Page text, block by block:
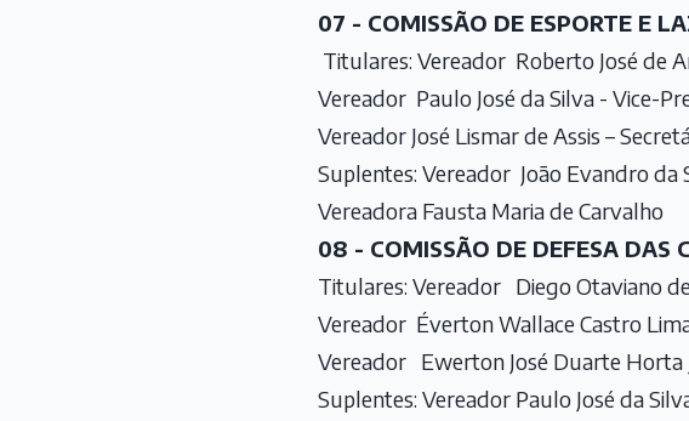
07 - COMISSÃO DE ESPORTE E
Titulares: Vereador Roberto José de
Vereador Paulo José da Silva - Vice-
Vereador José Lismar de Assis –
Suplentes: Vereador João Evandro da
Vereadora Fausta Maria de Carvalho
08 - COMISSÃO DE DEFESA DAS
Titulares: Vereador Diego Otaviano
Vereador Éverton Wallace Castro
Vereador Ewerton José Duarte Horta
Suplentes: Vereador Paulo José da